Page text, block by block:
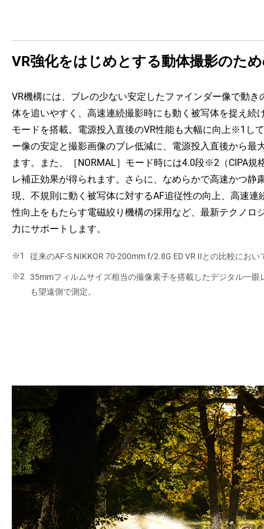
VR強化をはじめとする動体撮影のた
VR機構には、ブレの少ない安定したファインダー像で動き
体を追いやすく、高速連続撮影時にも動く被写体を捉え続
モードを搭載。電源投入直後のVR性能も大幅に向上※1し
ー像の安定と撮影画像のブレ低減に、電源投入直後から最
ます。また、［NORMAL］モード時には4.0段※2（CIPA規
レ補正効果が得られます。さらに、なめらかで高速かつ静
現、不規則に動く被写体に対するAF追従性の向上、高速連
性向上をもたらす電磁絞り機構の採用など、最新テクノロ
力にサポートします。
従来のAF-S NIKKOR 70-200mm f/2.8G ED VR IIとの比較におい
35mmフィルムサイズ相当の撮像素子を搭載したデジタル一眼
も望遠側で測定。